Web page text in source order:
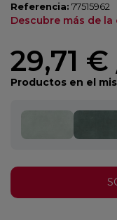
Referencia: 77515962
Descubre más de
29,71 €
Productos en el